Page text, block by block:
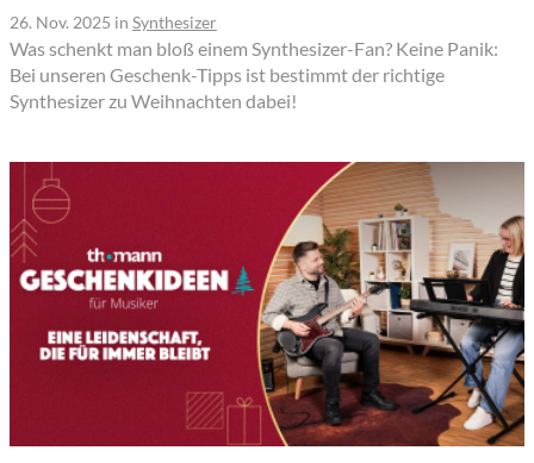
26. Nov. 2025 in Synthesizer
Was schenkt man bloß einem Synthesizer-Fan? Keine Panik:
Bei unseren Geschenk-Tipps ist bestimmt der richtige
Synthesizer zu Weihnachten dabei!